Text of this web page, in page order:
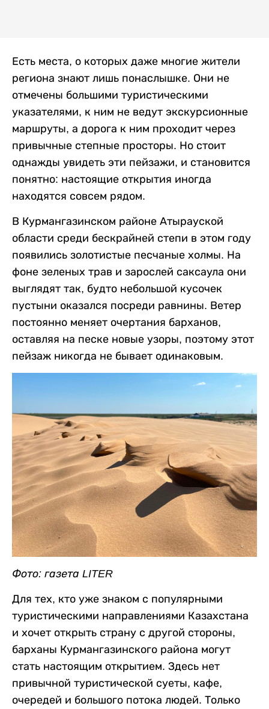
Есть места, о которых даже многие жители
региона знают лишь понаслышке. Они не
отмечены большими туристическими
указателями, к ним не ведут экскурсионные
маршруты, а дорога к ним проходит через
привычные степные просторы. Но стоит
однажды увидеть эти пейзажи, и становится
понятно: настоящие открытия иногда
находятся совсем рядом.
В Курмангазинском районе Атырауской
области среди бескрайней степи в этом году
появились золотистые песчаные холмы. На
фоне зеленых трав и зарослей саксаула они
выглядят так, будто небольшой кусочек
пустыни оказался посреди равнины. Ветер
постоянно меняет очертания барханов,
оставляя на песке новые узоры, поэтому этот
пейзаж никогда не бывает одинаковым.
Фото: газета LITER
Для тех, кто уже знаком с популярными
туристическими направлениями Казахстана
и хочет открыть страну с другой стороны,
барханы Курмангазинского района могут
стать настоящим открытием. Здесь нет
привычной туристической суеты, кафе,
очередей и большого потока людей. Только